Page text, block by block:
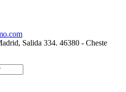
Salida 334. 46380 - Cheste